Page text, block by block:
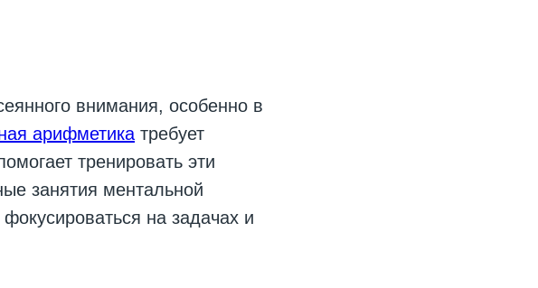
внимания, особенно в
арифметика требует
тренировать эти
занятия ментальной
на задачах и